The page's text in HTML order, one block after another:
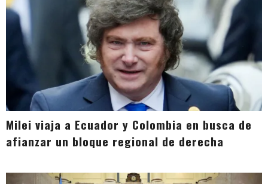
Milei viaja a Ecuador y Colombia en busca de
afianzar un bloque regional de derecha